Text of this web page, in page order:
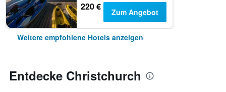
220 € Zum Angebot
Weitere empfohlene Hotels anzeigen
Entdecke Christchurch